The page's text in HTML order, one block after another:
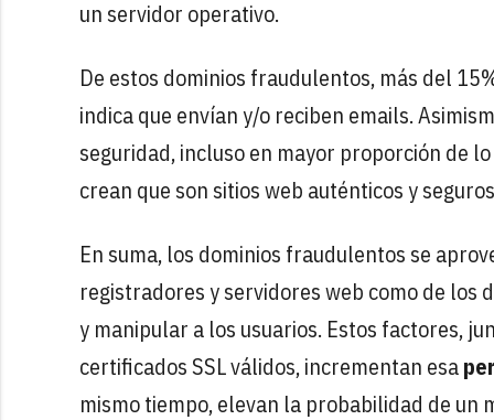
un servidor operativo.
De estos dominios fraudulentos, más del
indica que envían y/o reciben emails.
seguridad, incluso en mayor proporción de
crean que son sitios web auténticos y
En suma, los dominios fraudulentos se
registradores y servidores web como de
y manipular a los usuarios. Estos factores,
certificados SSL válidos, incrementan esa
mismo tiempo, elevan la probabilidad de un